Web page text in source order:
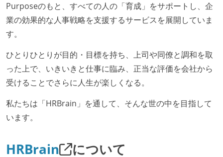
Purposeのもと、すべての人の「育成」をサポートし、企
業の効果的な人事戦略を支援するサービスを展開していま
す。
ひとりひとりが目的・目標を持ち、上司や同僚と調和を取
った上で、いきいきと仕事に臨み、正当な評価を会社から
受けることでさらに人生が楽しくなる。
私たちは「HRBrain」を通して、そんな世の中を目指して
います。
HRBrain について